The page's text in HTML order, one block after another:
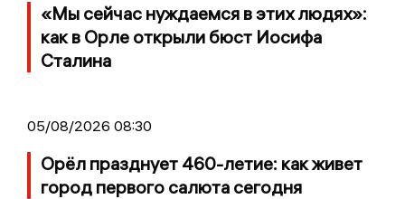
«Мы сейчас нуждаемся в этих людях»:
как в Орле открыли бюст Иосифа
Сталина
05/08/2026 08:30
Орёл празднует 460-летие: как живет
город первого салюта сегодня